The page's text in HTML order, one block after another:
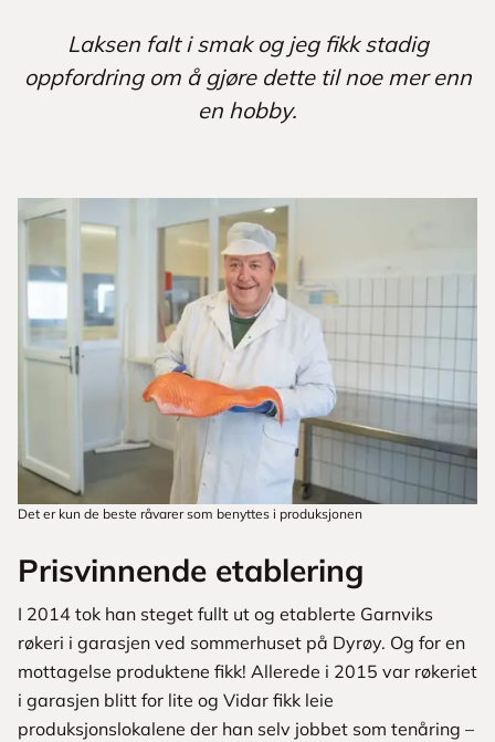
Laksen falt i smak og jeg fikk stadig
oppfordring om å gjøre dette til noe mer enn
en hobby.
Det er kun de beste råvarer som benyttes i produksjonen
Prisvinnende etablering
I 2014 tok han steget fullt ut og etablerte Garnviks
røkeri i garasjen ved sommerhuset på Dyrøy. Og for en
mottagelse produktene fikk! Allerede i 2015 var røkeriet
i garasjen blitt for lite og Vidar fikk leie
produksjonslokalene der han selv jobbet som tenåring –